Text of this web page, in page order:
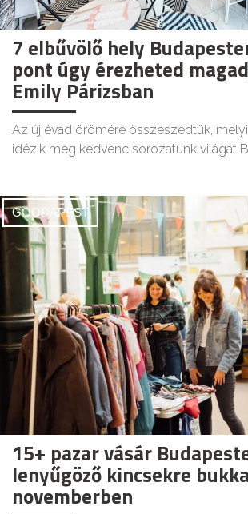
7 elbűvölő hely
pont úgy érezheted
Emily Párizsban
Az új évad örömére összeszedtük,
idézik meg kedvenc sorozatunk világát
GOODAPEST
15+ pazar vásár
lenyűgöző kincsekre
novemberben